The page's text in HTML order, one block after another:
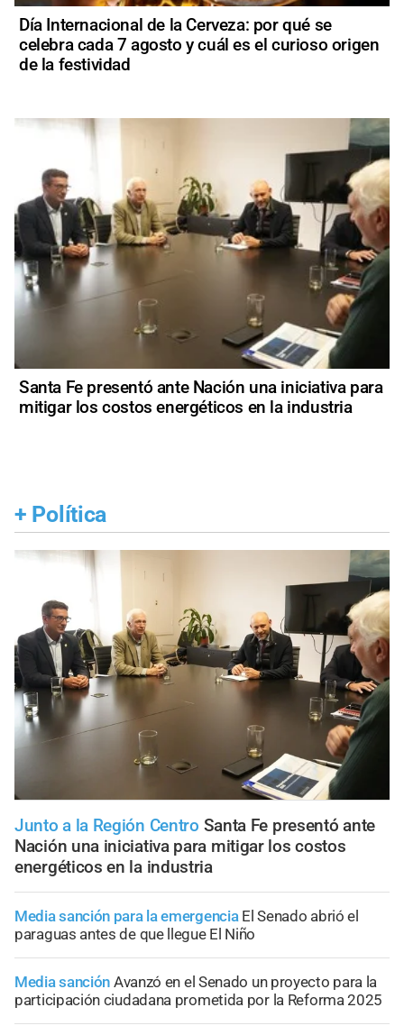
Día Internacional de la Cerveza: por qué se
celebra cada 7 agosto y cuál es el curioso origen
de la festividad
Santa Fe presentó ante Nación una iniciativa para
mitigar los costos energéticos en la industria
+ Política
Junto a la Región Centro Santa Fe presentó ante
Nación una iniciativa para mitigar los costos
energéticos en la industria
Media sanción para la emergencia El Senado abrió el
paraguas antes de que llegue El Niño
Media sanción Avanzó en el Senado un proyecto para la
participación ciudadana prometida por la Reforma 2025